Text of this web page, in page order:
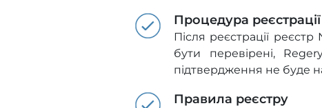
Процедура реєстрації
Після реєстрації
бути перевірені,
підтвердження не буде
Правила реєстру